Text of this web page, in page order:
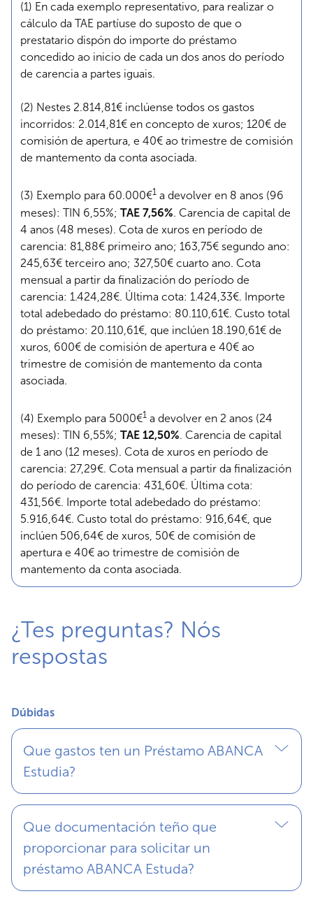
(1) En cada exemplo representativo, para realizar o
cálculo da TAE partíuse do suposto de que o
prestatario dispón do importe do préstamo
concedido ao inicio de cada un dos anos do período
de carencia a partes iguais.
(2) Nestes 2.814,81€ inclúense todos os gastos
incorridos: 2.014,81€ en concepto de xuros; 120€ de
comisión de apertura, e 40€ ao trimestre de comisión
de mantemento da conta asociada.
(3) Exemplo para 60.000€1 a devolver en 8 anos (96
meses): TIN 6,55%; TAE 7,56%. Carencia de capital de
4 anos (48 meses). Cota de xuros en período de
carencia: 81,88€ primeiro ano; 163,75€ segundo ano:
245,63€ terceiro ano; 327,50€ cuarto ano. Cota
mensual a partir da finalización do período de
carencia: 1.424,28€. Última cota: 1.424,33€. Importe
total adebedado do préstamo: 80.110,61€. Custo total
do préstamo: 20.110,61€, que inclúen 18.190,61€ de
xuros, 600€ de comisión de apertura e 40€ ao
trimestre de comisión de mantemento da conta
asociada.
(4) Exemplo para 5000€1 a devolver en 2 anos (24
meses): TIN 6,55%; TAE 12,50%. Carencia de capital
de 1 ano (12 meses). Cota de xuros en período de
carencia: 27,29€. Cota mensual a partir da finalización
do período de carencia: 431,60€. Última cota:
431,56€. Importe total adebedado do préstamo:
5.916,64€. Custo total do préstamo: 916,64€, que
inclúen 506,64€ de xuros, 50€ de comisión de
apertura e 40€ ao trimestre de comisión de
mantemento da conta asociada.
¿Tes preguntas? Nós
respostas
Dúbidas
Que gastos ten un Préstamo ABANCA
Estudia?
Que documentación teño que
proporcionar para solicitar un
préstamo ABANCA Estuda?